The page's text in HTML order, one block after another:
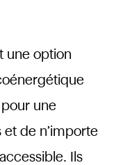
une option
une
de n’importe
Ils